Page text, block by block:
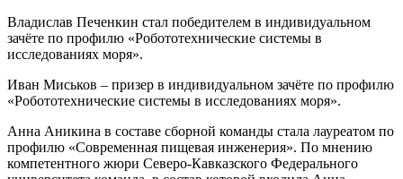
Владислав Печенкин стал победителем в индивидуальном
зачёте по профилю «Робототехнические системы в
исследованиях моря».
Иван Миськов – призер в индивидуальном зачёте по профилю
«Робототехнические системы в исследованиях моря».
Анна Аникина в составе сборной команды стала лауреатом по
профилю «Современная пищевая инженерия». По мнению
компетентного жюри Северо-Кавказского Федерального